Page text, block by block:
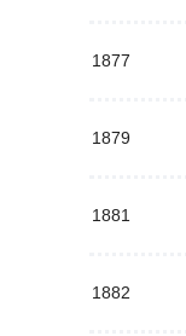
1877
1879
1881
1882